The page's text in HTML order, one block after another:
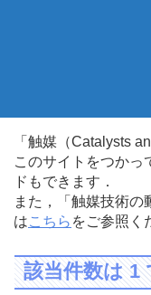
「触媒（Catalysts
このサイトをつかっ
ドもできます．
また，「触媒技術
はこちら をご参照く
該当件数は 1